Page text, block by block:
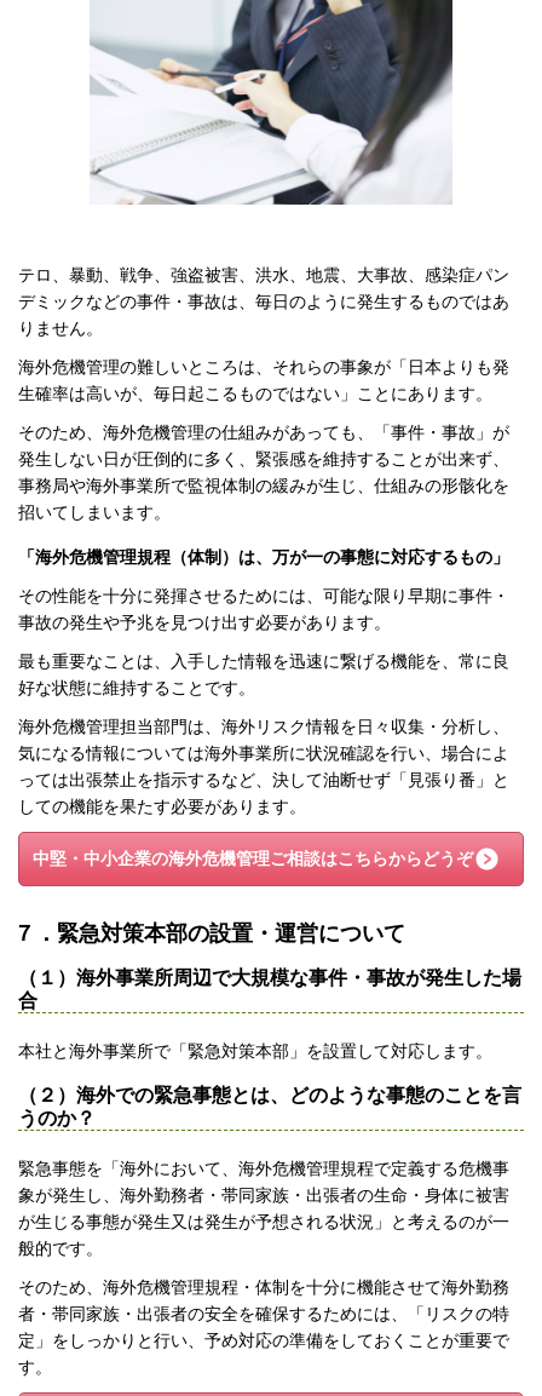
テロ、暴動、戦争、強盗被害、洪水、地震、大事故、感染症パン
デミックなどの事件・事故は、毎日のように発生するものではあ
りません。
海外危機管理の難しいところは、それらの事象が「日本よりも発
生確率は高いが、毎日起こるものではない」ことにあります。
そのため、海外危機管理の仕組みがあっても、「事件・事故」が
発生しない日が圧倒的に多く、緊張感を維持することが出来ず、
事務局や海外事業所で監視体制の緩みが生じ、仕組みの形骸化を
招いてしまいます。
「海外危機管理規程（体制）は、万が一の事態に対応するもの」
その性能を十分に発揮させるためには、可能な限り早期に事件・
事故の発生や予兆を見つけ出す必要があります。
最も重要なことは、入手した情報を迅速に繋げる機能を、常に良
好な状態に維持することです。
海外危機管理担当部門は、海外リスク情報を日々収集・分析し、
気になる情報については海外事業所に状況確認を行い、場合によ
っては出張禁止を指示するなど、決して油断せず「見張り番」と
しての機能を果たす必要があります。
中堅・中小企業の海外危機管理ご相談はこちらからどうぞ
７．緊急対策本部の設置・運営について
（１）海外事業所周辺で大規模な事件・事故が発生した場
合
本社と海外事業所で「緊急対策本部」を設置して対応します。
（２）海外での緊急事態とは、どのような事態のことを言
うのか？
緊急事態を「海外において、海外危機管理規程で定義する危機事
象が発生し、海外勤務者・帯同家族・出張者の生命・身体に被害
が生じる事態が発生又は発生が予想される状況」と考えるのが一
般的です。
そのため、海外危機管理規程・体制を十分に機能させて海外勤務
者・帯同家族・出張者の安全を確保するためには、「リスクの特
定」をしっかりと行い、予め対応の準備をしておくことが重要で
す。